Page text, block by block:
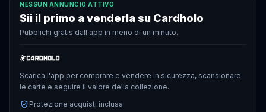
NESSUN ANNUNCIO ATTIVO
Sii il primo a venderla su Cardholo
Pubblichi gratis dall'app in meno di un minuto.
Scarica l'app per comprare e vendere in sicurezza, scansionare
le carte e seguire il valore della collezione.
Protezione acquisti inclusa